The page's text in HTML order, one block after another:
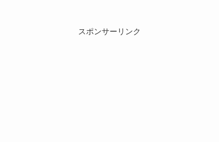
スポンサーリンク